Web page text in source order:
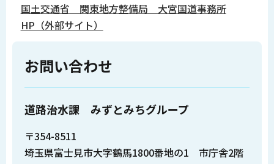
国土交通省 関東地方整備局 大宮国道事務所
HP（外部サイト）
お問い合わせ
道路治水課 みずとみちグループ
〒354-8511
埼玉県富士見市大字鶴馬1800番地の1 市庁舎2階